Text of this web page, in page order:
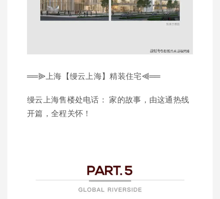
══⫸上海【缦云上海】精装住宅⫷══
缦云上海售楼处电话： 家的故事，由这通热线
开篇，全程关怀！